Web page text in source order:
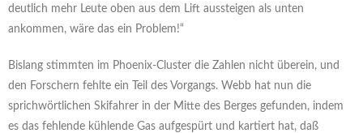
deutlich mehr Leute oben aus dem Lift aussteigen als unten
ankommen, wäre das ein Problem!“
Bislang stimmten im Phoenix-Cluster die Zahlen nicht überein, und
den Forschern fehlte ein Teil des Vorgangs. Webb hat nun die
sprichwörtlichen Skifahrer in der Mitte des Berges gefunden, indem
es das fehlende kühlende Gas aufgespürt und kartiert hat, daß